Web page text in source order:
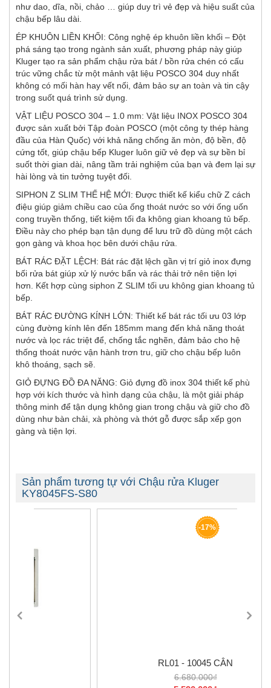
như dao, dĩa, nồi, chảo … giúp duy trì vẻ đẹp và hiệu suất của
chậu bếp lâu dài.
ÉP KHUÔN LIỀN KHỐI: Công nghệ ép khuôn liền khối – Đột
phá sáng tạo trong ngành sản xuất, phương pháp này giúp
Kluger tạo ra sản phẩm chậu rửa bát / bồn rửa chén có cấu
trúc vững chắc từ một mảnh vật liệu POSCO 304 duy nhất
không có mối hàn hay vết nối, đảm bảo sự an toàn và tin cậy
trong suốt quá trình sử dụng.
VẬT LIỆU POSCO 304 – 1.0 mm: Vật liệu INOX POSCO 304
được sản xuất bởi Tập đoàn POSCO (một công ty thép hàng
đầu của Hàn Quốc) với khả năng chống ăn mòn, độ bền, độ
cứng tốt, giúp chậu bếp Kluger luôn giữ vẻ đẹp và sự bền bỉ
suốt thời gian dài, nâng tầm trải nghiệm của bạn và đem lại sự
hài lòng và tin tưởng tuyệt đối.
SIPHON Z SLIM THẾ HỆ MỚI: Được thiết kế kiểu chữ Z cách
điệu giúp giảm chiều cao của ống thoát nước so với ống uốn
cong truyền thống, tiết kiệm tối đa không gian khoang tủ bếp.
Điều này cho phép bạn tận dụng để lưu trữ đồ dùng một cách
gọn gàng và khoa học bên dưới chậu rửa.
BÁT RÁC ĐẶT LỆCH: Bát rác đặt lệch gần vị trí giỏ inox đựng
bối rửa bát giúp xử lý nước bẩn và rác thải trở nên tiện lợi
hơn. Kết hợp cùng siphon Z SLIM tối ưu không gian khoang tủ
bếp.
BÁT RÁC ĐƯỜNG KÍNH LỚN: Thiết kế bát rác tối ưu 03 lớp
cùng đường kính lên đến 185mm mang đến khả năng thoát
nước và lọc rác triệt để, chống tắc nghẽn, đảm bảo cho hệ
thống thoát nước vận hành trơn tru, giữ cho chậu bếp luôn
khô thoáng, sạch sẽ.
GIỎ ĐỰNG ĐỒ ĐA NĂNG: Giỏ đựng đồ inox 304 thiết kế phù
hợp với kích thước và hình dạng của chậu, là một giải pháp
thông minh để tận dụng không gian trong chậu và giữ cho đồ
dùng như bàn chải, xà phòng và thớt gỗ được sắp xếp gọn
gàng và tiện lợi.
Sản phẩm tương tự với Chậu rửa Kluger
KY8045FS-S80
RL01 - 10045 CÂN